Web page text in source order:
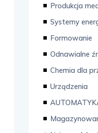
Produkcja
Systemy
Formowanie
Odnawialne
Chemia dla
Urządzenia